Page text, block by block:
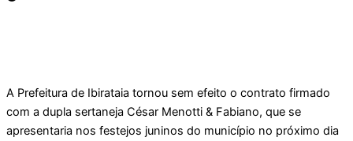
A Prefeitura de Ibirataia tornou sem efeito o contrato firmado
com a dupla sertaneja César Menotti & Fabiano, que se
apresentaria nos festejos juninos do município no próximo dia